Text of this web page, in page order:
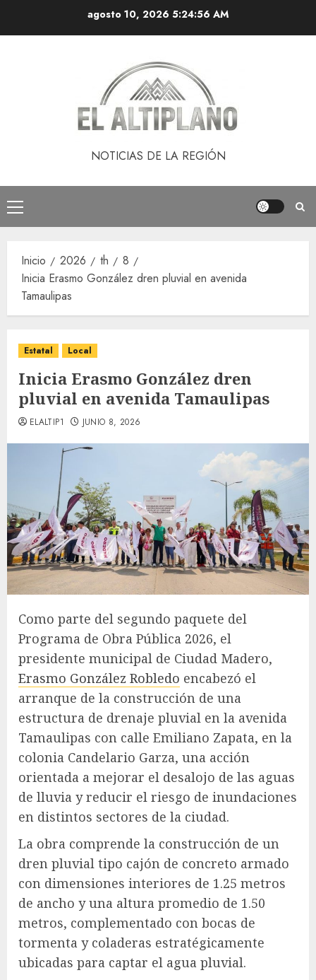
agosto 10, 2026 5:24:56 AM
NOTICIAS DE LA REGIÓN
Menú
principal
Inicio 2026 th
8
Inicia Erasmo González dren pluvial en avenida
Tamaulipas
Estatal Local
Inicia Erasmo González dren
pluvial en avenida Tamaulipas
ELALTIP1 JUNIO 8, 2026
Como parte del segundo paquete del
Programa de Obra Pública 2026, el
presidente municipal de Ciudad Madero,
Erasmo González Robledo encabezó el
arranque de la construcción de una
estructura de drenaje pluvial en la avenida
Tamaulipas con calle Emiliano Zapata, en la
colonia Candelario Garza, una acción
orientada a mejorar el desalojo de las aguas
de lluvia y reducir el riesgo de inundaciones
en distintos sectores de la ciudad.
La obra comprende la construcción de un
dren pluvial tipo cajón de concreto armado
con dimensiones interiores de 1.25 metros
de ancho y una altura promedio de 1.50
metros, complementado con bocas de
tormenta y coladeras estratégicamente
ubicadas para captar el agua pluvial.